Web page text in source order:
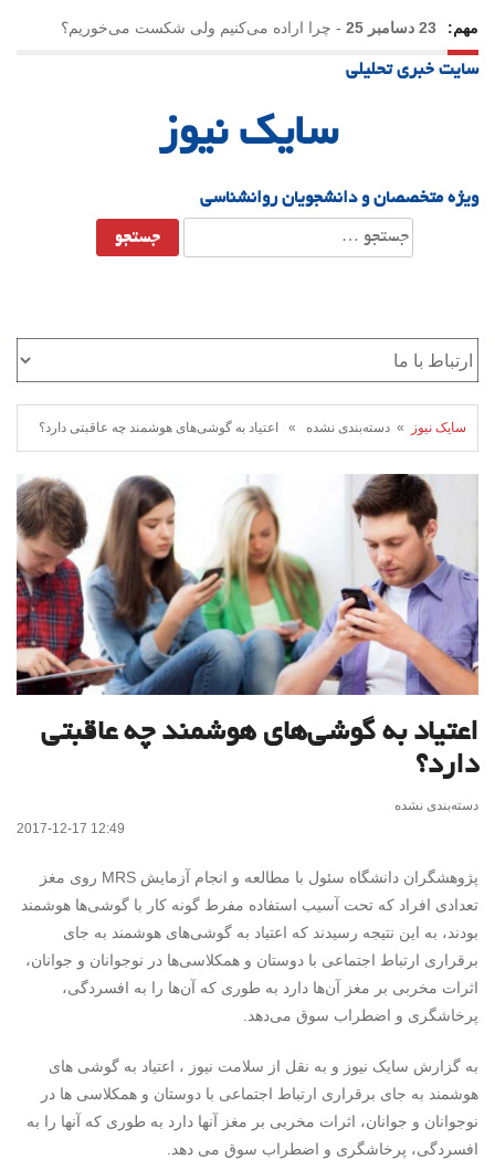
مهم: 23 دسامبر 25 - چرا اراده می‌کنیم ولی شکست می‌خوریم؟
21 دسامبر 25
سایت خبری تحلیلی
سایک نیوز
ویژه متخصصان و دانشجویان روانشناسی
جستجو
برای:
سایک نیوز » دسته‌بندی نشده » اعتیاد به گوشی‌های هوشمند چه عاقبتی دارد؟
اعتیاد به گوشی‌های هوشمند چه عاقبتی
دارد؟
دسته‌بندی نشده
2017-12-17 12:49
پژوهشگران دانشگاه سئول با مطالعه و انجام آزمایش MRS روی مغز
تعدادی افراد که تحت آسیب استفاده مفرط گونه کار با گوشی‌ها هوشمند
بودند، به این نتیجه رسیدند که اعتیاد به گوشی‌های هوشمند به جای
برقراری ارتباط اجتماعی با دوستان و همکلاسی‌ها در نوجوانان و جوانان،
اثرات مخربی بر مغز آن‌ها دارد به طوری که آن‌ها را به افسردگی،
پرخاشگری و اضطراب سوق می‌دهد.
به گزارش سایک نیوز و به نقل از سلامت نیوز ، اعتیاد به گوشی های
هوشمند به جای برقراری ارتباط اجتماعی با دوستان و همکلاسی ها در
نوجوانان و جوانان، اثرات مخربی بر مغز آنها دارد به طوری که آنها را به
افسردگی، پرخاشگری و اضطراب سوق می دهد.